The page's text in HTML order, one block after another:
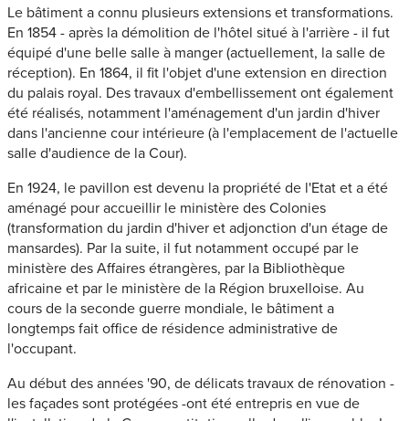
Le bâtiment a connu plusieurs extensions et transformations.
En 1854 - après la démolition de l'hôtel situé à l'arrière - il fut
équipé d'une belle salle à manger (actuellement, la salle de
réception). En 1864, il fit l'objet d'une extension en direction
du palais royal. Des travaux d'embellissement ont également
été réalisés, notamment l'aménagement d'un jardin d'hiver
dans l'ancienne cour intérieure (à l'emplacement de l'actuelle
salle d'audience de la Cour).
En 1924, le pavillon est devenu la propriété de l'Etat et a été
aménagé pour accueillir le ministère des Colonies
(transformation du jardin d'hiver et adjonction d'un étage de
mansardes). Par la suite, il fut notamment occupé par le
ministère des Affaires étrangères, par la Bibliothèque
africaine et par le ministère de la Région bruxelloise. Au
cours de la seconde guerre mondiale, le bâtiment a
longtemps fait office de résidence administrative de
l'occupant.
Au début des années '90, de délicats travaux de rénovation -
les façades sont protégées -ont été entrepris en vue de